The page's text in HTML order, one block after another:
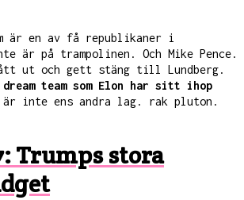
är en av få republikaner i
är på trampolinen. Och Mike Pence.
ut och gett stäng till Lundberg.
team som Elon har sitt ihop
är inte ens andra lag. rak pluton.
Trumps stora